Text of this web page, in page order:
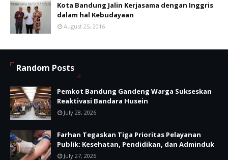
Kota Bandung Jalin Kerjasama dengan Inggris
dalam hal Kebudayaan
August 25, 2016
Random Posts
Pemkot Bandung Gandeng Warga Sukseskan
Reaktivasi Bandara Husein
July 28, 2026
Farhan Tegaskan Tiga Prioritas Pelayanan
Publik: Kesehatan, Pendidikan, dan Adminduk
July 27, 2026